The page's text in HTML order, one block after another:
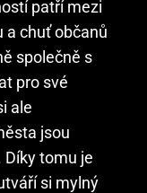
patří mezi
a chuť občanů
společně s
pro své
ale
jsou
tomu je
si mylný